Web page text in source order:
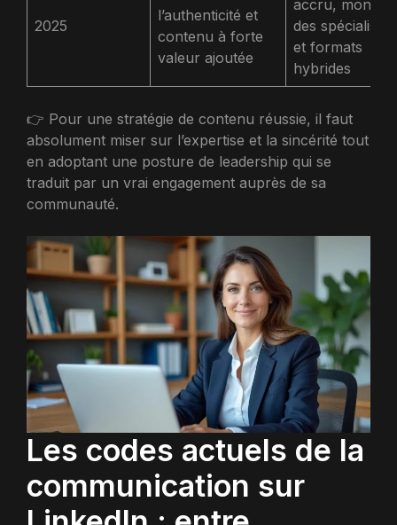
2025
l’authenticité et
contenu à forte
valeur ajoutée
accru, montée
des spécialistes
et formats
hybrides
👉 Pour une stratégie de contenu réussie, il faut
absolument miser sur l’expertise et la sincérité tout
en adoptant une posture de leadership qui se
traduit par un vrai engagement auprès de sa
communauté.
Les codes actuels de la
communication sur